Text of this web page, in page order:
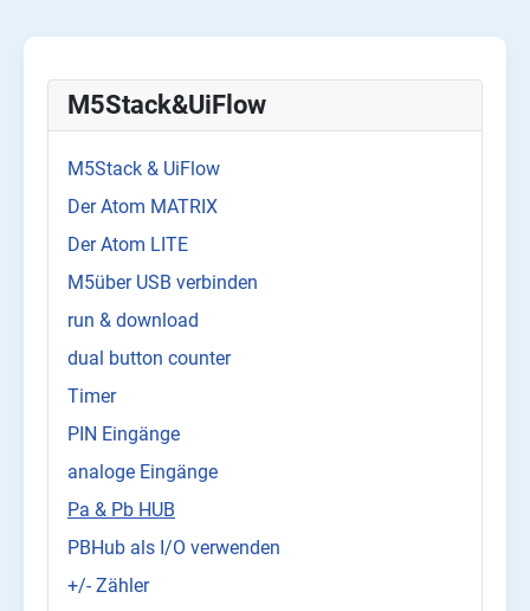
M5Stack&UiFlow
M5Stack & UiFlow
Der Atom MATRIX
Der Atom LITE
M5über USB verbinden
run & download
dual button counter
Timer
PIN Eingänge
analoge Eingänge
Pa & Pb HUB
PBHub als I/O verwenden
+/- Zähler